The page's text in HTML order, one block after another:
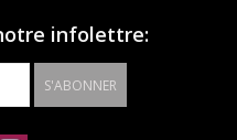
à boucle.
infolettre:
S'ABONNER